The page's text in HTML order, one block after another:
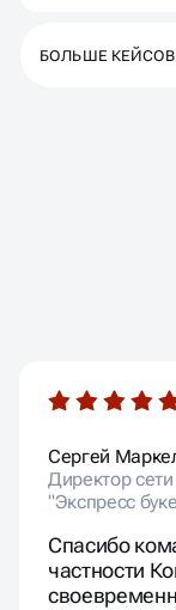
БОЛЬШЕ КЕЙСОВ
Сергей
Директор
"Экспресс
Спасибо
частности